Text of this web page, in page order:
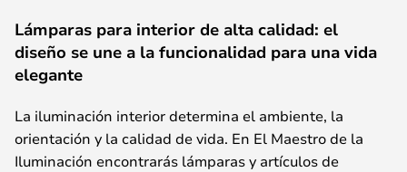
Lámparas para interior de alta calidad: el
diseño se une a la funcionalidad para una vida
elegante
La iluminación interior determina el ambiente, la
orientación y la calidad de vida. En El Maestro de la
Iluminación encontrarás lámparas y artículos de